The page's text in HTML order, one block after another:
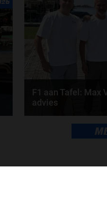
Verschuur schuiven
Iedere...
door
F1 aan Tafel: Max
advies
Max Verstappen
Russell weg bij